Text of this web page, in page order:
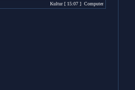
Kultur[ 15:07 ] Computer[ 15:04 ]